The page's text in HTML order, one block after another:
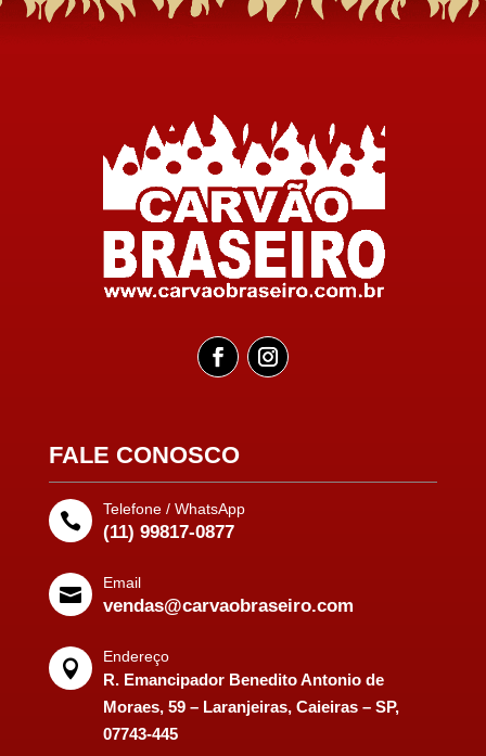
FALE CONOSCO

Telefone / WhatsApp
(11) 99817-0877

Email
vendas@carvaobraseiro.com

Endereço
R. Emancipador Benedito Antonio de
Moraes, 59 – Laranjeiras, Caieiras – SP,
07743-445